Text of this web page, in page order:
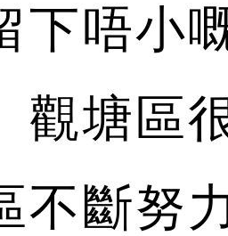
下唔小
觀塘區
不斷努